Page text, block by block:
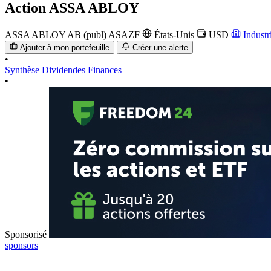
Action ASSA ABLOY
ASSA ABLOY AB (publ) ASAZF États-Unis USD
Ajouter à mon portefeuille Créer une alerte
•
Synthèse Dividendes Finances
•
Sponsorisé
sponsors